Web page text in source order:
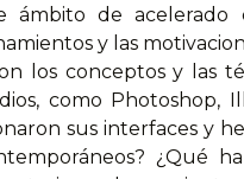
ámbito de acelerado
y las
los conceptos y las
como Photoshop,
sus interfaces y
¿Qué